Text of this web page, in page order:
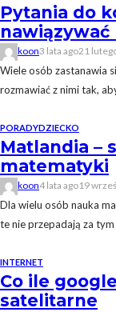
Pytania do
nawiązywać
koon3 lata ago21
Wiele osób zastanawia
rozmawiać z nimi tak,
PORADYDZIECKO
Matlandia –
matematyki
koon4 lata ago19
Dla wielu osób nauka
te nie przepadają za
INTERNET
Co ile
satelitarne